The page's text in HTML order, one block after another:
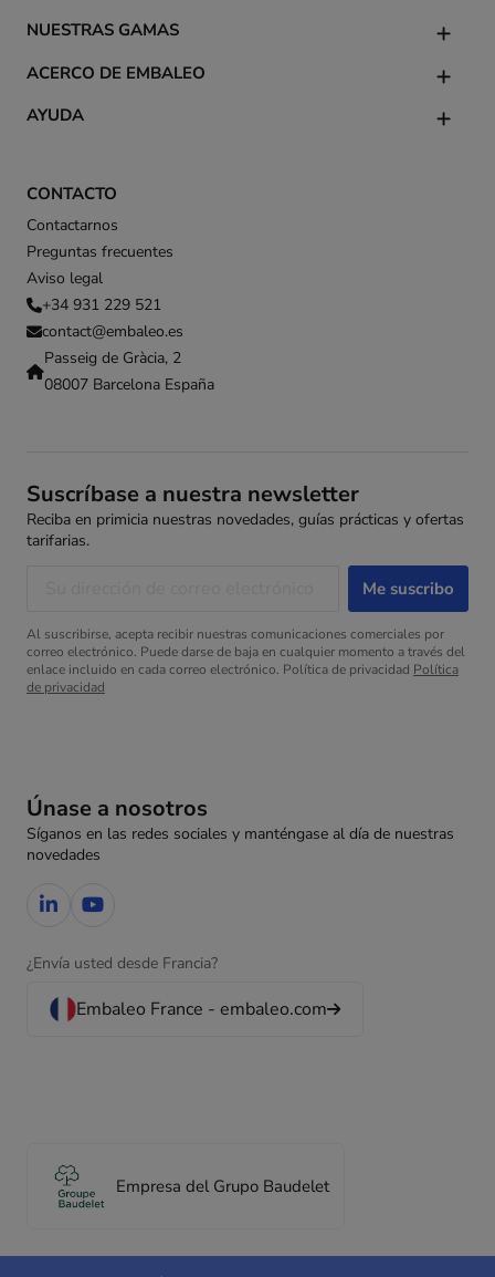
CONTACTO
Contactarnos
Preguntas frecuentes
Aviso legal
+34 931 229 521
contact@embaleo.es
Passeig de Gràcia, 2
08007 Barcelona España
NUESTRAS GAMAS
ACERCO DE EMBALEO
AYUDA
Únase a nosotros
Síganos en las redes sociales y manténgase al día de nuestras
novedades
¿Envía usted desde Francia?
Embaleo France - embaleo.com
Empresa del Grupo Baudelet
Suscríbase a nuestra newsletter
Reciba en primicia nuestras novedades, guías prácticas y ofertas
tarifarias.
Al suscribirse, acepta recibir nuestras comunicaciones comerciales por
correo electrónico. Puede darse de baja en cualquier momento a través del
enlace incluido en cada correo electrónico. Política de privacidad Política
de privacidad